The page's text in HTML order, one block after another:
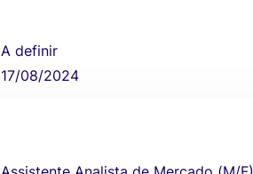
A definir
17/08/2024